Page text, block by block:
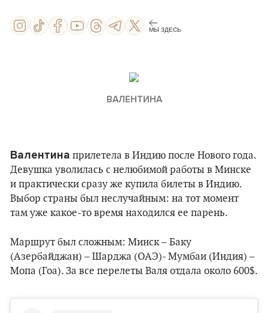
МЫ ЗДЕСЬ
ВАЛЕНТИНА
Валентина прилетела в Индию после Нового года.
Девушка уволилась с нелюбимой работы в Минске
и практически сразу же купила билеты в Индию.
Выбор страны был неслучайным: на тот момент
там уже какое-то время находился ее парень.
Маршрут был сложным: Минск – Баку
(Азербайджан) – Шарджа (ОАЭ)- Мумбаи (Индия) –
Moпа (Гоа). За все перелеты Валя отдала около 600$.